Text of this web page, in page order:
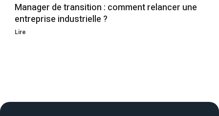
Manager de transition : comment relancer une
entreprise industrielle ?
Lire